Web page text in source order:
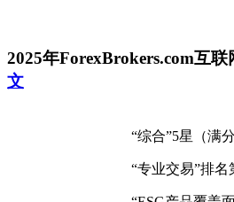
2025年ForexBrokers.com互联
文
“综合”5星（满分
“专业交易”排名